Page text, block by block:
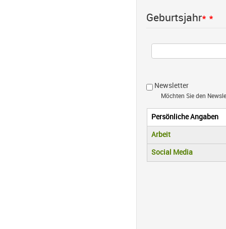
Geburtsjahr* *
Newsletter
Möchten Sie den
Vertikale
Persönliche Angaben
(aktiver Reiter)
Arbeit
Social Media